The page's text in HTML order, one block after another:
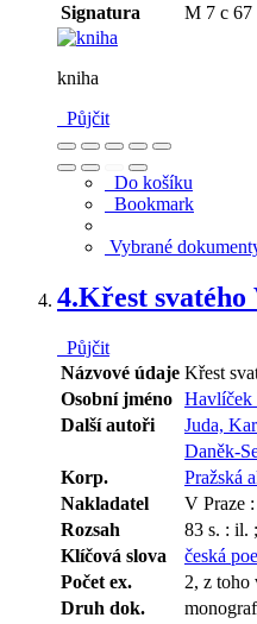
Signatura
M 7 c 67
kniha
Půjčit
Do košíku
Bookmark
Vybrané
4.Křest
Půjčit
Názvové údaje Křest
Osobní jméno Havlíček
Další autoři
Juda,
Daněk-
Korp.
Pražská
Nakladatel
V Praze
Rozsah
83 s. : il.
Klíčová slova
česká
Počet ex.
2, z toho
Druh dok.